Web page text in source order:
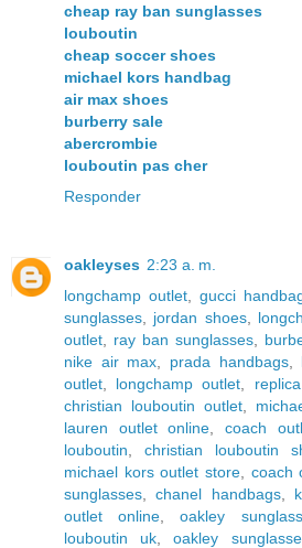
cheap ray ban sunglasses
louboutin
cheap soccer shoes
michael kors handbag
air max shoes
burberry sale
abercrombie
louboutin pas cher
Responder
oakleyses 2:23 a. m.
longchamp outlet ,gucci
sunglasses
jordan shoes,
outlet
ray ban sunglasses
nike air max
prada handbags,
outlet
longchamp outlet
christian louboutin outlet
lauren outlet online ,coach
louboutin
christian louboutin
michael kors outlet store, coach
sunglasses ,chanel handbags,
outlet online ,oakley
louboutin uk ,oakley